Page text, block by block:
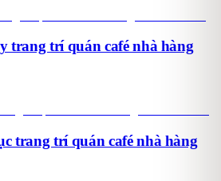
trang trí quán café nhà hàng
trang trí quán café nhà hàng